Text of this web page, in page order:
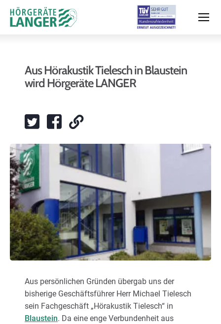
Moderne Hörsysteme
Hörtest
Leistungen & Service
Filialen und Termin
Karriere
Über uns
Aus Hörakustik Tielesch in Blaustein
wird Hörgeräte LANGER
Aus persönlichen Gründen übergab uns der
bisherige Geschäftsführer Herr Michael Tielesch
sein Fachgeschäft „Hörakustik Tielesch“ in
Blaustein. Da eine enge Verbundenheit aus